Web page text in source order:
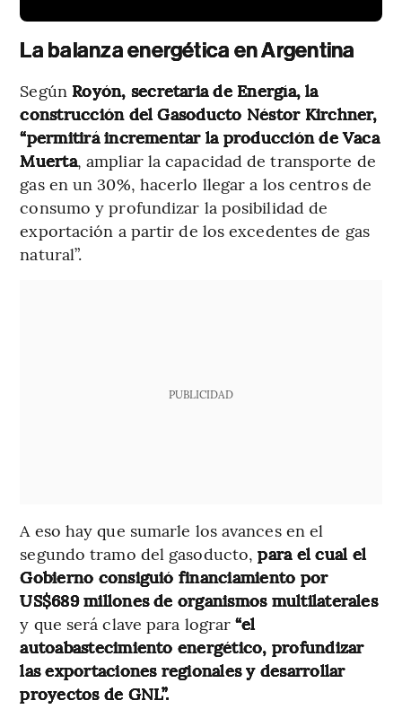
La balanza energética en Argentina
Según Royón, secretaria de Energía, la
construcción del Gasoducto Néstor Kirchner,
“permitirá incrementar la producción de Vaca
Muerta, ampliar la capacidad de transporte de
gas en un 30%, hacerlo llegar a los centros de
consumo y profundizar la posibilidad de
exportación a partir de los excedentes de gas
natural”.
PUBLICIDAD
A eso hay que sumarle los avances en el
segundo tramo del gasoducto, para el cual el
Gobierno consiguió financiamiento por
US$689 millones de organismos multilaterales
y que será clave para lograr“el
autoabastecimiento energético, profundizar
las exportaciones regionales y desarrollar
proyectos de GNL”.